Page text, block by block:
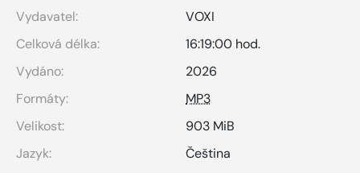
Vydavatel:
VOXI
Celková délka:
16:19:00 hod.
Vydáno:
2026
Formáty:
MP3
Velikost:
903 MiB
Jazyk:
Čeština